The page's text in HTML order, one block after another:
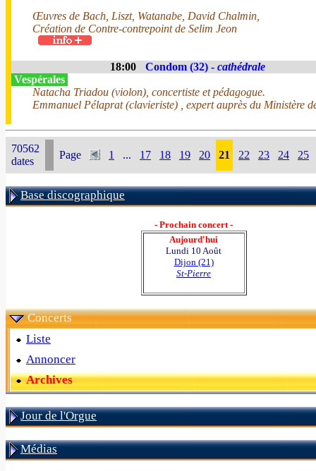
Œuvres de Bach, Liszt, Watanabe, David Chalmin,
Création de Contre-contrepoint de Selim Jeon
18:00 Condom (32) - cathédrale
Vespérales
Natacha Triadou (violon), concertiste et pédagogue.
Emmanuel Pélaprat (clavieriste) , expert auprès du Ministère
70562
dates
Page 1 ... 17 18 19 20 21 22 23 24 25
Base discographique
- Prochain concert -
Aujourd'hui
Lundi 10 Août
Dijon (21)
St-Pierre
Concerts
Liste
Annoncer
Archives
Jour de l'Orgue
Médias